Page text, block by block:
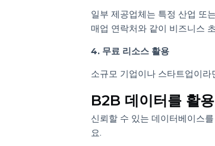
2. 데이터 품질 평가
데모나 샘플을 요청하여
며 정기적으로 업데이트되
3. 제공업체의 전문성 평가
일부 제공업체는 특정 산
매업 연락처와 같이 비즈니